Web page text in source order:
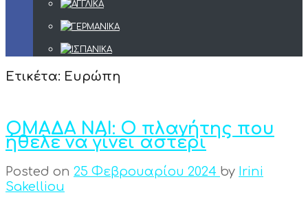
Ετικέτα: Ευρώπη
ΟΜΑΔΑ ΝΑΙ: Ο πλανήτης που
ήθελε να γίνει αστέρι
Posted on 25 Φεβρουαρίου 2024 by Irini
Sakelliou